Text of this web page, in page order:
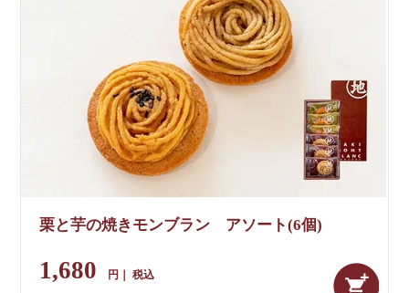
栗と芋の焼きモンブラン アソート(6個)
1,680 税込